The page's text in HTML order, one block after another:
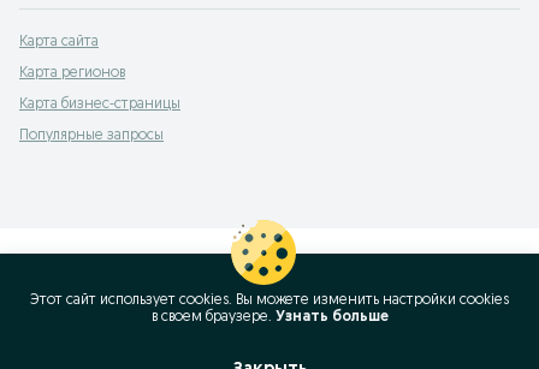
Карта сайта
Карта регионов
Карта бизнес-страницы
Популярные запросы
Этот сайт использует cookies. Вы можете изменить настройки cookies
в своeм браузере. Узнать больше